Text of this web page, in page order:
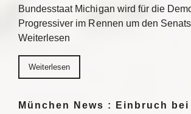
Bundesstaat Michigan wird für die
Progressiver im Rennen um den
Weiterlesen
Weiterlesen
München News : Einbruch